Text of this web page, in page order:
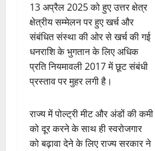
13 अप्रैल 2025 को हुए उत्तर क्षेत्र
क्षेत्रीय सम्मेलन पर हुए खर्च और
संबंधित संस्था की ओर से खर्च की गई
धनराशि के भुगतान के लिए अधिक
प्रति नियमावली 2017 में छूट संबंधी
प्रस्ताव पर मुहर लगी है।
राज्य में पोल्ट्री मीट और अंडों की कमी
को दूर करने के साथ ही स्वरोजगार
को बढ़ावा देने के लिए राज्य सरकार ने